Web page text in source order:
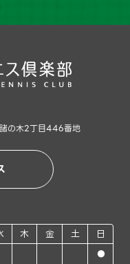
の木2丁目446番地
木 金 土
日
●